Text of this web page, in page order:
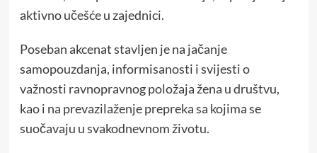
aktivno učešće u zajednici.
Poseban akcenat stavljen je na jačanje
samopouzdanja, informisanosti i svijesti o
važnosti ravnopravnog položaja žena u društvu,
kao i na prevazilaženje prepreka sa kojima se
suočavaju u svakodnevnom životu.